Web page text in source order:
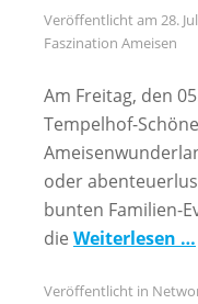
Veröffentlicht am 28.
Faszination Ameisen
Am Freitag, den
Tempelhof-
oder
bunten Familien-
die Weiterlesen …
Veröffentlicht in